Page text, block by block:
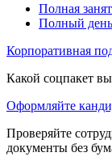
Полная
Полный день
Корпоративная
Какой соцпакет
Оформляйте
Проверяйте
документы без